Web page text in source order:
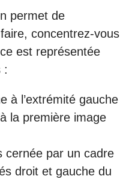
permet de
concentrez-vous
est représentée
:
à l’extrémité gauche
la première image
cernée par un cadre
droit et gauche du